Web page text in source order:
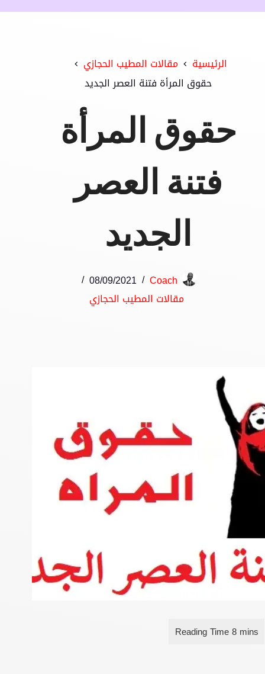
الرئيسية
مقالات المطيب الحجازي
حقوق المرأة فتنة العصر الجديد
حقوق المرأة
فتنة العصر
الجديد
Coach
08/09/2021
مقالات المطيب الحجازي